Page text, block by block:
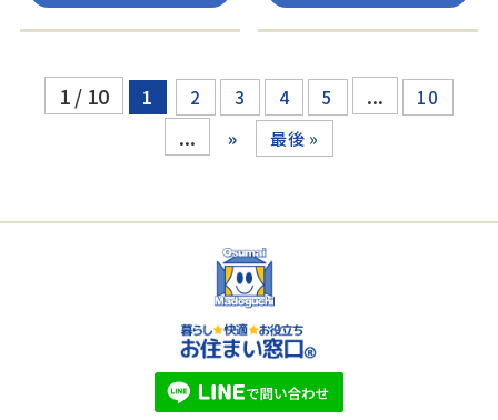
1 / 10 1 2 3 4 5 ... 10
... » 最後 »